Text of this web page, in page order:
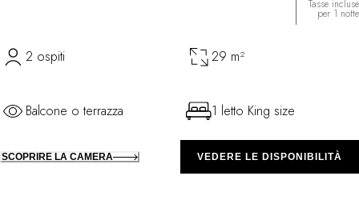
Tasse incluse
per 1 notte
2 ospiti 29 m²
Balcone o terrazza 1 letto King size
SCOPRIRE LA CAMERA VEDERE LE DISPONIBILITÀ